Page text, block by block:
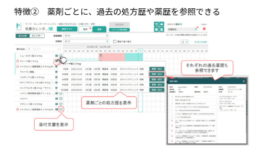
特徴② 薬剤ごとに、過去の処方歴や薬歴を参照できる